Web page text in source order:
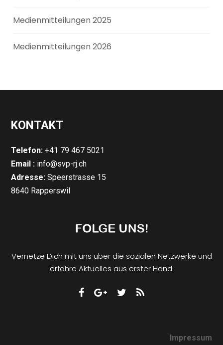
Medienmitteilungen 2025
Medienmitteilungen 2026
KONTAKT
Telefon: +41 79 467 5021
Email : info@svp-rj.ch
Adresse: Speerstrasse 15
8640 Rapperswil
Vernetze Dich mit uns über die sozialen Netzwerke und
erfahre Aktuelles aus erster Hand.
Impressum